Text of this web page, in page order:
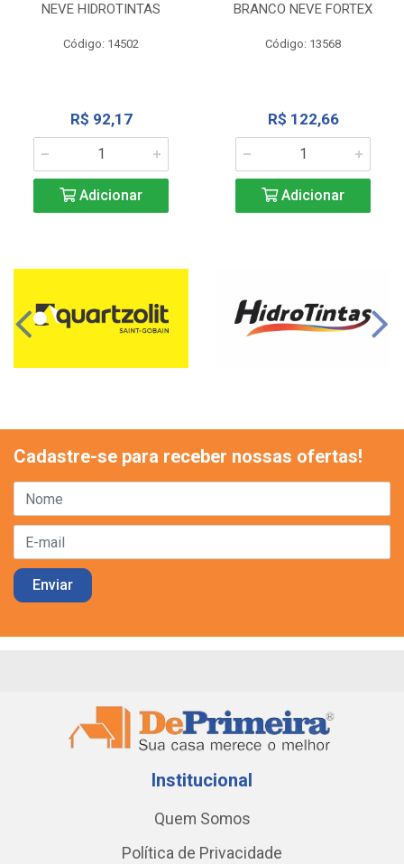
NEVE HIDROTINTAS
Código: 14502
R$ 92,17
Adicionar
BRANCO NEVE FORTEX
Código: 13568
R$ 122,66
Adicionar
Cadastre-se para receber nossas ofertas!
Institucional
Quem Somos
Política de Privacidade